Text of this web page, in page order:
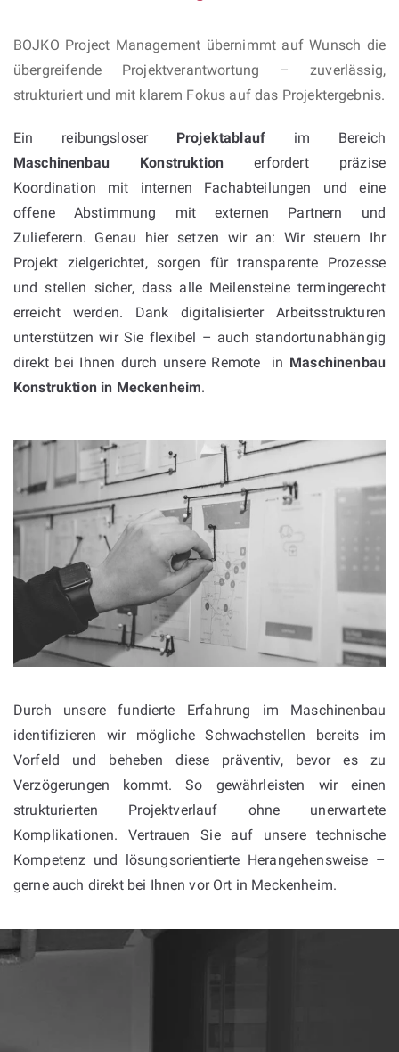
BOJKO Project Management übernimmt auf Wunsch die
übergreifende Projektverantwortung – zuverlässig,
strukturiert und mit klarem Fokus auf das Projektergebnis.
Ein reibungsloser Projektablauf im Bereich
Maschinenbau Konstruktion erfordert präzise
Koordination mit internen Fachabteilungen und eine
offene Abstimmung mit externen Partnern und
Zulieferern. Genau hier setzen wir an: Wir steuern Ihr
Projekt zielgerichtet, sorgen für transparente Prozesse
und stellen sicher, dass alle Meilensteine termingerecht
erreicht werden. Dank digitalisierter Arbeitsstrukturen
unterstützen wir Sie flexibel – auch standortunabhängig
direkt bei Ihnen durch unsere Remote in Maschinenbau
Konstruktion in Meckenheim.
Durch unsere fundierte Erfahrung im Maschinenbau
identifizieren wir mögliche Schwachstellen bereits im
Vorfeld und beheben diese präventiv, bevor es zu
Verzögerungen kommt. So gewährleisten wir einen
strukturierten Projektverlauf ohne unerwartete
Komplikationen. Vertrauen Sie auf unsere technische
Kompetenz und lösungsorientierte Herangehensweise –
gerne auch direkt bei Ihnen vor Ort in Meckenheim.